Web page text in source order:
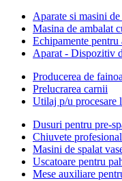
Aparate si masini
Masina de ambalat
Echipamente
Aparat - Dispozitiv
Producerea de
Prelucrarea carnii
Utilaj p/u procesare
Dusuri pentru pre-
Chiuvete
Masini de spalat
Uscatoare pentru
Mese auxiliare